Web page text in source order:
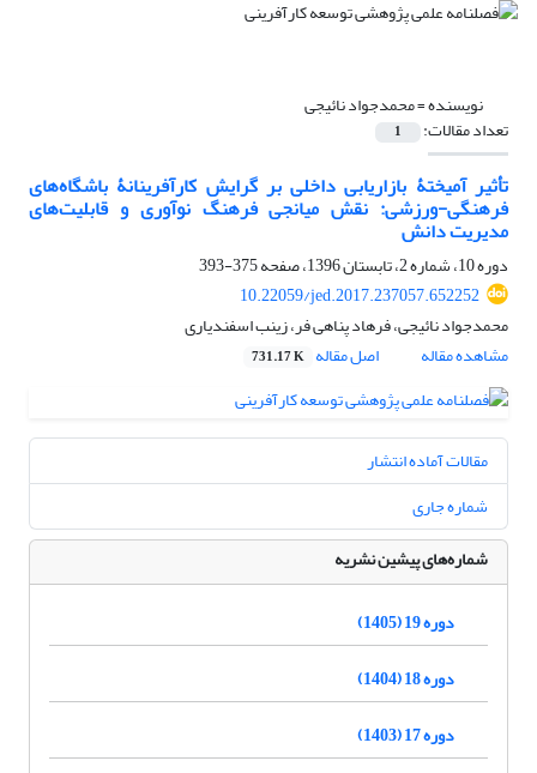
نویسنده =محمدجواد نائیجی
تعداد مقالات: 1
تأثیر آمیختۀ بازاریابی داخلی بر گرایش کارآفرینانۀ باشگاه‌های
فرهنگی-ورزشی: نقش میانجی فرهنگ نوآوری و قابلیت‌های
مدیریت دانش
دوره 10، شماره 2، تابستان 1396، صفحه
375-393
10.22059/jed.2017.237057.652252
محمدجواد نائیجی، فرهاد پناهی فر، زینب اسفندیاری
مشاهده مقاله
اصل مقاله 731.17 K
مقالات آماده انتشار
شماره جاری
شماره‌های پیشین نشریه
دوره 19 (1405)
دوره 18 (1404)
دوره 17 (1403)